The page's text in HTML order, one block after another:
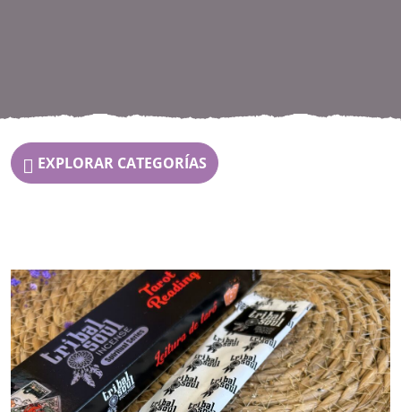
EXPLORAR CATEGORÍAS